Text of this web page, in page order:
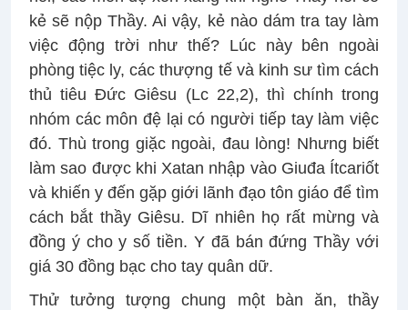
kẻ sẽ nộp Thầy. Ai vậy, kẻ nào dám tra tay làm
việc động trời như thế? Lúc này bên ngoài
phòng tiệc ly, các thượng tế và kinh sư tìm cách
thủ tiêu Đức Giêsu (Lc 22,2), thì chính trong
nhóm các môn đệ lại có người tiếp tay làm việc
đó. Thù trong giặc ngoài, đau lòng! Nhưng biết
làm sao được khi Xatan nhập vào Giuđa Ítcariốt
và khiến y đến gặp giới lãnh đạo tôn giáo để tìm
cách bắt thầy Giêsu. Dĩ nhiên họ rất mừng và
đồng ý cho y số tiền. Y đã bán đứng Thầy với
giá 30 đồng bạc cho tay quân dữ.
Thử tưởng tượng chung một bàn ăn, thầy